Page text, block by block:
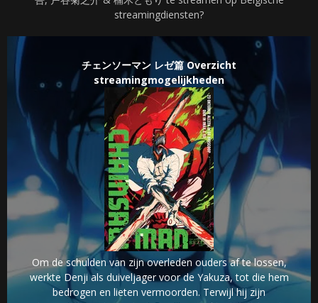
streamingdiensten?
チェンソーマン レゼ篇 Overzicht
streamingmogelijkheden
Om de schulden van zijn overleden ouders af te lossen,
werkte Denji als duiveljager voor de Yakuza, tot die hem
bedrogen en lieten vermoorden. Terwijl hij zijn